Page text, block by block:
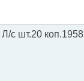
Л/с шт.20 коп.1958